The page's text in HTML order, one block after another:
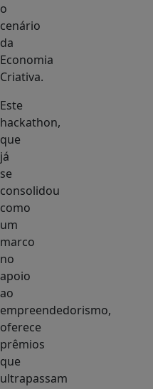
o
cenário
da
Economia
Criativa.
Este
hackathon,
que
já
se
consolidou
como
um
marco
no
apoio
ao
empreendedorismo,
oferece
prêmios
que
ultrapassam